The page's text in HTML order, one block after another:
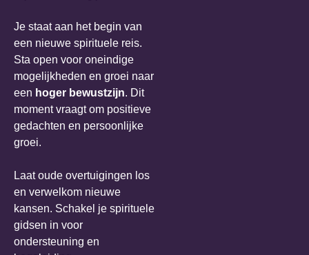
Je staat aan het begin van
een nieuwe spirituele reis.
Sta open voor oneindige
mogelijkheden en groei naar
een hoger bewustzijn. Dit
moment vraagt om positieve
gedachten en persoonlijke
groei.
Laat oude overtuigingen los
en verwelkom nieuwe
kansen. Schakel je spirituele
gidsen in voor
ondersteuning en